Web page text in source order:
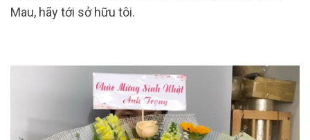
Mau, hãy tới sở hữu tôi.